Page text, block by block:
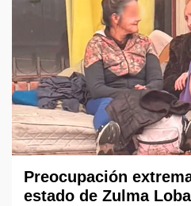
Preocupación
estado de Zulma